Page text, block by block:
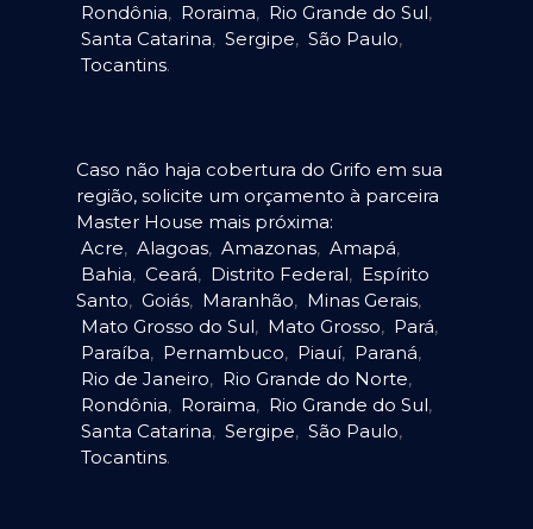
Rondônia, Roraima, Rio Grande do Sul,
Santa Catarina, Sergipe, São Paulo,
Tocantins.
Caso não haja cobertura do Grifo em sua
região, solicite um orçamento à parceira
Master House mais próxima:
Acre, Alagoas, Amazonas, Amapá,
Bahia, Ceará, Distrito Federal, Espírito
Santo, Goiás, Maranhão, Minas Gerais,
Mato Grosso do Sul, Mato Grosso, Pará,
Paraíba, Pernambuco, Piauí, Paraná,
Rio de Janeiro, Rio Grande do Norte,
Rondônia, Roraima, Rio Grande do Sul,
Santa Catarina, Sergipe, São Paulo,
Tocantins.